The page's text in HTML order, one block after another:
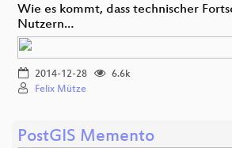
Wie es kommt, dass technischer
Nutzern…
2014-12-28
6.6k
Felix Mütze
PostGIS Memento